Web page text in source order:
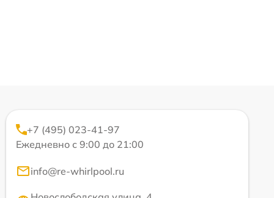
+7 (495) 023-41-97
Ежедневно с 9:00 до 21:00
info@re-whirlpool.ru